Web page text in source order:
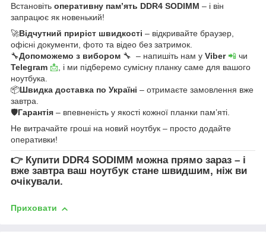
Встановіть оперативну пам’ять DDR4 SODIMM – і він
запрацює як новенький!
🚀Відчутний приріст швидкості – відкривайте браузер,
офісні документи, фото та відео без затримок.
🔧Допоможемо з вибором 🔧 – напишіть нам у Viber📲 чи
Telegram 📩 , і ми підберемо сумісну планку саме для вашого
ноутбука.
📦Швидка доставка по Україні – отримаєте замовлення вже
завтра.
🛡Гарантія – впевненість у якості кожної планки пам’яті.
Не витрачайте гроші на новий ноутбук – просто додайте
оперативки!
👉 Купити DDR4 SODIMM можна прямо зараз – і
вже завтра ваш ноутбук стане швидшим, ніж ви
очікували.
Приховати